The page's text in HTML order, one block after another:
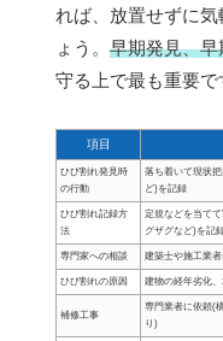
れば、放置せずに
ょう。 早期発見、早
守る上で最も重要で
項目
ひび割れ発見時
の行動
落ち着いて現状
ど)を記録
ひび割れ記録方
法
定規などを当て
グザグなど)を記
専門家への相談 建築士や施工業
ひび割れの原因 建物の経年劣化
補修工事
専門業者に依頼(
り)